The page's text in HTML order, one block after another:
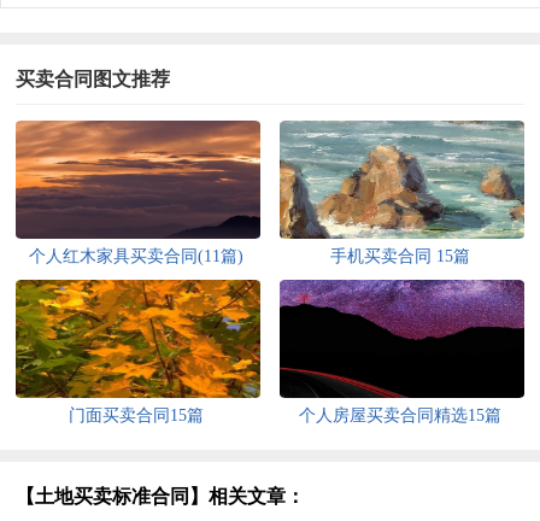
买卖合同图文推荐
个人红木家具买卖合同(11篇) 手机买卖合同 15篇
门面买卖合同15篇 个人房屋买卖合同精选15篇
【土地买卖标准合同】相关文章：